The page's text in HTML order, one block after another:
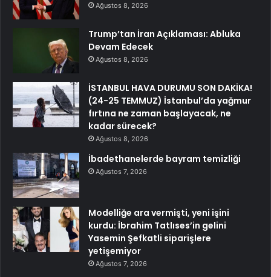
Ağustos 8, 2026
Trump’tan İran Açıklaması: Abluka
Devam Edecek
Ağustos 8, 2026
İSTANBUL HAVA DURUMU SON DAKİKA!
(24-25 TEMMUZ) İstanbul’da yağmur
fırtına ne zaman başlayacak, ne
kadar sürecek?
Ağustos 8, 2026
İbadethanelerde bayram temizliği
Ağustos 7, 2026
Modelliğe ara vermişti, yeni işini
kurdu: İbrahim Tatlıses’in gelini
Yasemin Şefkatli siparişlere
yetişemiyor
Ağustos 7, 2026